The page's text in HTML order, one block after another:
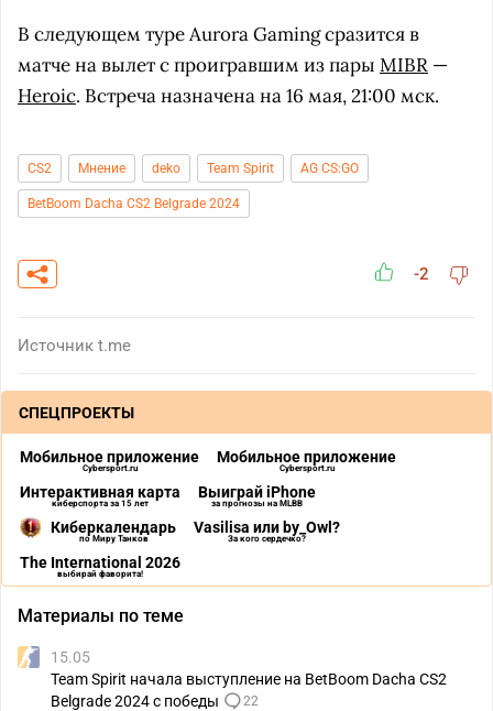
В следующем туре Aurora Gaming сразится в
матче на вылет с проигравшим из пары MIBR —
Heroic. Встреча назначена на 16 мая, 21:00 мск.
CS2 Мнение deko Team Spirit AG CS:GO
BetBoom Dacha CS2 Belgrade 2024
-2
Источник t.me
СПЕЦПРОЕКТЫ
Мобильное приложение
Cybersport.ru
Мобильное приложение
Cybersport.ru
Интерактивная карта
киберспорта за 15 лет
Выиграй iPhone
за прогнозы на MLBB
Киберкалендарь
по Миру Танков
Vasilisa или by_Owl?
За кого сердечко?
The International 2026
выбирай фаворита!
Материалы по теме
15.05
Team Spirit начала выступление на BetBoom Dacha CS2
Belgrade 2024 с победы
22